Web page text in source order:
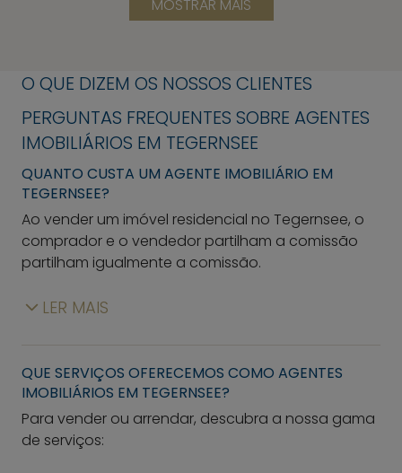
MOSTRAR MAIS
O QUE DIZEM OS NOSSOS CLIENTES
PERGUNTAS FREQUENTES SOBRE AGENTES
IMOBILIÁRIOS EM TEGERNSEE
QUANTO CUSTA UM AGENTE IMOBILIÁRIO EM
TEGERNSEE?
Ao vender um imóvel residencial no Tegernsee, o
comprador e o vendedor partilham a comissão
partilham igualmente a comissão.
LER MAIS
QUE SERVIÇOS OFERECEMOS COMO AGENTES
IMOBILIÁRIOS EM TEGERNSEE?
Para vender ou arrendar, descubra a nossa gama
de serviços: